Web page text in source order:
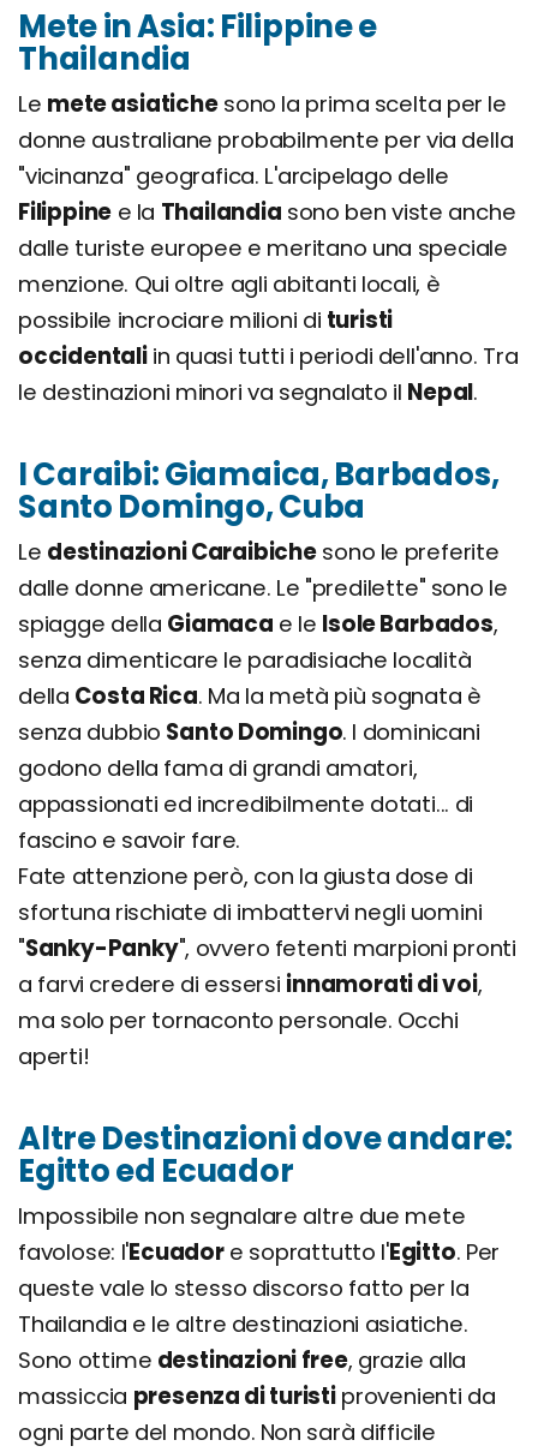
Mete in Asia: Filippine e
Thailandia
Le mete asiatichesono la prima scelta per le
donne australiane probabilmente per via della
"vicinanza" geografica. L'arcipelago delle
Filippine e la Thailandia sono ben viste anche
dalle turiste europee e meritano una speciale
menzione. Qui oltre agli abitanti locali, è
possibile incrociare milioni di turisti
occidentaliin quasi tutti i periodi dell'anno. Tra
le destinazioni minori va segnalato il Nepal.
I Caraibi: Giamaica, Barbados,
Santo Domingo, Cuba
Le destinazioni Caraibichesono le preferite
dalle donne americane. Le "predilette" sono le
spiagge della Giamaca e le Isole Barbados,
senza dimenticare le paradisiache località
della Costa Rica. Ma la metà più sognata è
senza dubbio Santo Domingo. I dominicani
godono della fama di grandi amatori,
appassionati ed incredibilmente dotati... di
fascino e savoir fare.
Fate attenzione però, con la giusta dose di
sfortuna rischiate di imbattervi negli uomini
"Sanky-Panky", ovvero fetenti marpioni pronti
a farvi credere di essersi innamorati di voi,
ma solo per tornaconto personale. Occhi
aperti!
Altre Destinazioni dove andare:
Egitto ed Ecuador
Impossibile non segnalare altre due mete
favolose: l'Ecuadore soprattutto l'Egitto. Per
queste vale lo stesso discorso fatto per la
Thailandia e le altre destinazioni asiatiche.
Sono ottime destinazioni free, grazie alla
massiccia presenza di turistiprovenienti da
ogni parte del mondo. Non sarà difficile